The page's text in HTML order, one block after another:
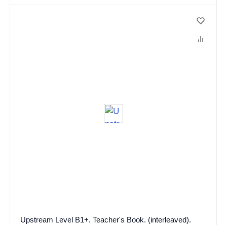
Upstream Level B1+. Teacher's Book. (interleaved).